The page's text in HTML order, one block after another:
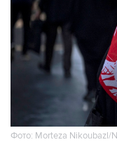
Фото: Morteza Nikoubazl/